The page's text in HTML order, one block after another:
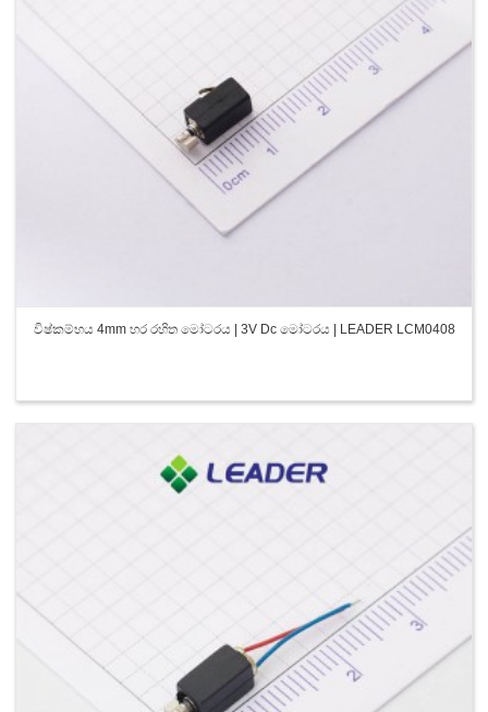
විෂ්කම්භය 4mm හර රහිත මෝටරය | 3V Dc මෝටරය | LEADER LCM0408